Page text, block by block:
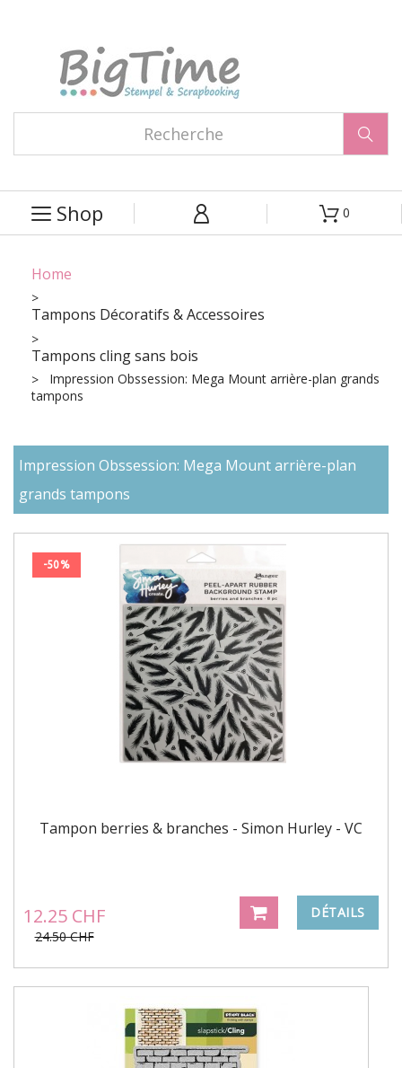

 Shop   0
Home
Tampons Décoratifs & Accessoires
Tampons cling sans bois
Impression Obssession: Mega Mount arrière-plan grands
tampons
Impression Obssession: Mega Mount arrière-plan
grands tampons
-50%
Tampon berries & branches - Simon Hurley - VC
12.25 CHF
24.50 CHF
DÉTAILS